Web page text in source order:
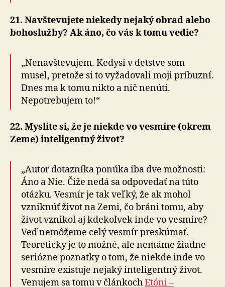
21. Navštevujete niekedy nejaký obrad alebo
bohoslužby? Ak áno, čo vás k tomu vedie?
„Nenavštevujem. Kedysi v detstve som
musel, pretože si to vyžadovali moji príbuzní.
Dnes ma k tomu nikto a nič nenúti.
Nepotrebujem to!“
22. Myslíte si, že je niekde vo vesmíre (okrem
Zeme) inteligentný život?
„Autor dotazníka ponúka iba dve možnosti:
Áno a Nie. Čiže nedá sa odpovedať na túto
otázku. Vesmír je tak veľký, že ak mohol
vzniknúť život na Zemi, čo bráni tomu, aby
život vznikol aj kdekoľvek inde vo vesmíre?
Veď nemôžeme celý vesmír preskúmať.
Teoreticky je to možné, ale nemáme žiadne
seriózne poznatky o tom, že niekde inde vo
vesmíre existuje nejaký inteligentný život.
Venujem sa tomu v článkochEtóni –